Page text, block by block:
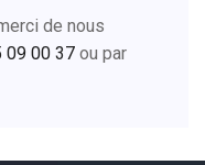
de nous
09 00 37 ou par